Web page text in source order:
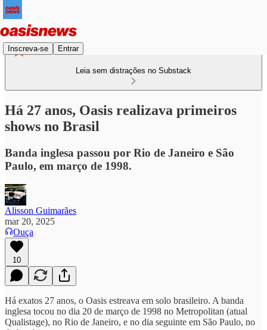
Inscreva-se Entrar
Leia sem distrações no Substack
Há 27 anos, Oasis realizava primeiros
shows no Brasil
Banda inglesa passou por Rio de Janeiro e São
Paulo, em março de 1998.
Alisson Guimarães
mar 20, 2025
Ouça
10
Há exatos 27 anos, o Oasis estreava em solo brasileiro. A banda
inglesa tocou no dia 20 de março de 1998 no Metropolitan (atual
Qualistage), no Rio de Janeiro, e no dia seguinte em São Paulo, no